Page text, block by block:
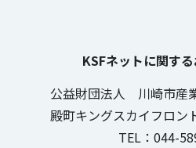
KSFネットに関す
公益財団法人 川崎市産
殿町キングスカイフロン
TEL：044-